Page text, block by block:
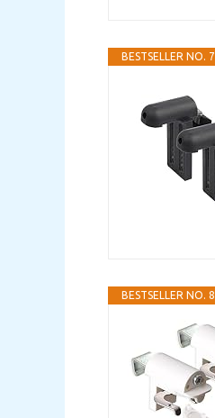
BESTSELLER NO. 7
BESTSELLER NO. 8